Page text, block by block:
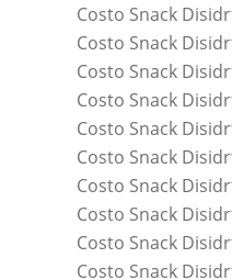
Costo Snack
Costo Snack
Costo Snack
Costo Snack
Costo Snack
Costo Snack
Costo Snack
Costo Snack
Costo Snack